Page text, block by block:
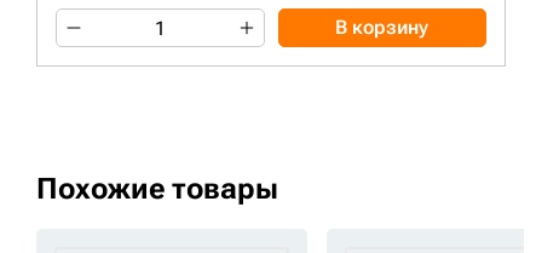
В корзину
Похожие товары